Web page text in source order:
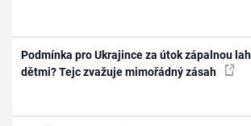
Podmínka pro Ukrajince za útok zápalnou
dětmi? Tejc zvažuje mimořádný zásah